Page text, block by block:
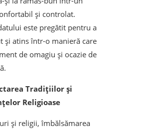
și controlat.
este pregătit pentru a
și atins într-o manieră care
de omagiu și ocazie de
Tradițiilor și
Religioase
și religii, îmbălsămarea